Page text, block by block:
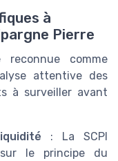
à
Pierre
reconnue comme
attentive des
à surveiller avant
: La SCPI
le principe du